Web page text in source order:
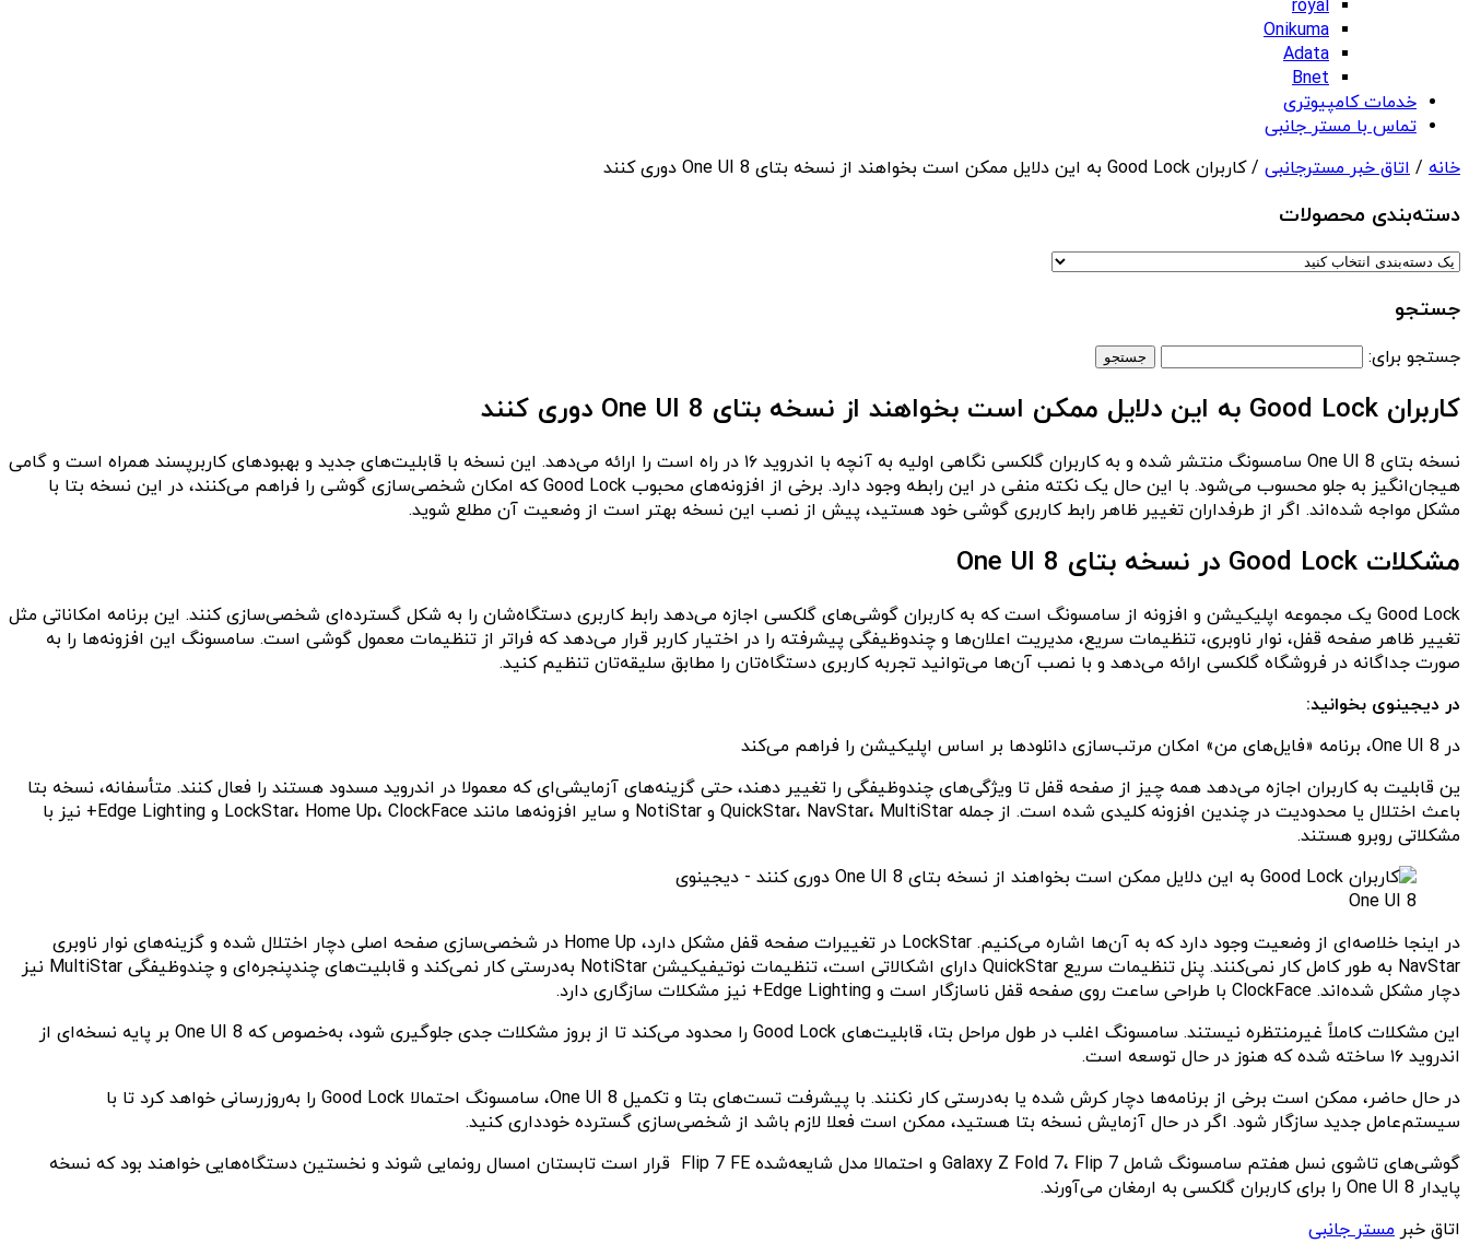
royal
Onikuma
Adata
Bnet
خدمات کامپیوتری
تماس با مستر جانبی
خانه / اتاق خبر مسترجانبی / کاربران Good Lock به این دلایل ممکن است بخواهند از نسخه بتای One UI 8 دوری کنند
دسته‌بندی‌ محصولات
جستجو
جستجو برای:
کاربران Good Lock به این دلایل ممکن است بخواهند از نسخه بتای One UI 8 دوری کنند
نسخه بتای One UI 8 سامسونگ منتشر شده و به کاربران گلکسی نگاهی اولیه به آنچه با اندروید ۱۶ در راه است را ارائه می‌دهد. این نسخه با قابلیت‌های جدید و بهبودهای کاربرپسند همراه است و گامی
هیجان‌انگیز به جلو محسوب می‌شود. با این حال یک نکته منفی در این رابطه وجود دارد. برخی از افزونه‌های محبوب Good Lock که امکان شخصی‌سازی گوشی را فراهم می‌کنند، در این نسخه بتا با
مشکل مواجه شده‌اند. اگر از طرفداران تغییر ظاهر رابط کاربری گوشی خود هستید، پیش از نصب این نسخه بهتر است از وضعیت آن مطلع شوید.
مشکلات Good Lock در نسخه بتای One UI 8
Good Lock یک مجموعه اپلیکیشن و افزونه از سامسونگ است که به کاربران گوشی‌های گلکسی اجازه می‌دهد رابط کاربری دستگاه‌شان را به شکل گسترده‌ای شخصی‌سازی کنند. این برنامه امکاناتی مثل
تغییر ظاهر صفحه قفل، نوار ناوبری، تنظیمات سریع، مدیریت اعلان‌ها و چندوظیفگی پیشرفته را در اختیار کاربر قرار می‌دهد که فراتر از تنظیمات معمول گوشی است. سامسونگ این افزونه‌ها را به
صورت جداگانه در فروشگاه گلکسی ارائه می‌دهد و با نصب آن‌ها می‌توانید تجربه کاربری دستگاه‌تان را مطابق سلیقه‌تان تنظیم کنید.
در دیجینوی بخوانید:
در One UI 8، برنامه «فایل‌های من» امکان مرتب‌سازی دانلودها بر اساس اپلیکیشن را فراهم می‌کند
ین قابلیت به کاربران اجازه می‌دهد همه چیز از صفحه قفل تا ویژگی‌های چندوظیفگی را تغییر دهند، حتی گزینه‌های آزمایشی‌ای که معمولا در اندروید مسدود هستند را فعال کنند. متأسفانه، نسخه بتا
باعث اختلال یا محدودیت در چندین افزونه کلیدی شده است. از جمله QuickStar، NavStar، MultiStar و NotiStar و سایر افزونه‌ها مانند LockStar، Home Up، ClockFace و Edge Lighting+ نیز با
مشکلاتی روبرو هستند.
One UI 8
در اینجا خلاصه‌ای از وضعیت وجود دارد که به آن‌ها اشاره می‌کنیم. LockStar در تغییرات صفحه قفل مشکل دارد، Home Up در شخصی‌سازی صفحه اصلی دچار اختلال شده و گزینه‌های نوار ناوبری
NavStar به طور کامل کار نمی‌کنند. پنل تنظیمات سریع QuickStar دارای اشکالاتی است، تنظیمات نوتیفیکیشن NotiStar به‌درستی کار نمی‌کند و قابلیت‌های چندپنجره‌ای و چندوظیفگی MultiStar نیز
دچار مشکل شده‌اند. ClockFace با طراحی ساعت روی صفحه قفل ناسازگار است و Edge Lighting+ نیز مشکلات سازگاری دارد.
این مشکلات کاملاً غیرمنتظره نیستند. سامسونگ اغلب در طول مراحل بتا، قابلیت‌های Good Lock را محدود می‌کند تا از بروز مشکلات جدی جلوگیری شود، به‌خصوص که One UI 8 بر پایه نسخه‌ای از
اندروید ۱۶ ساخته شده که هنوز در حال توسعه است.
در حال حاضر، ممکن است برخی از برنامه‌ها دچار کرش شده یا به‌درستی کار نکنند. با پیشرفت تست‌های بتا و تکمیل One UI 8، سامسونگ احتمالا Good Lock را به‌روزرسانی خواهد کرد تا با
سیستم‌عامل جدید سازگار شود. اگر در حال آزمایش نسخه بتا هستید، ممکن است فعلا لازم باشد از شخصی‌سازی گسترده خودداری کنید.
گوشی‌های تاشوی نسل هفتم سامسونگ شامل Galaxy Z Fold 7، Flip 7 و احتمالا مدل شایعه‌شده Flip 7 FE قرار است تابستان امسال رونمایی شوند و نخستین دستگاه‌هایی خواهند بود که نسخه
پایدار One UI 8 را برای کاربران گلکسی به ارمغان می‌آورند.
اتاق خبر مستر جانبی